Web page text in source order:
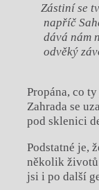
Zástiní se
napříč
dává nám
odvěký
Propána, co
Zahrada se
pod sklenici
Podstatné je,
několik
jsi i po další